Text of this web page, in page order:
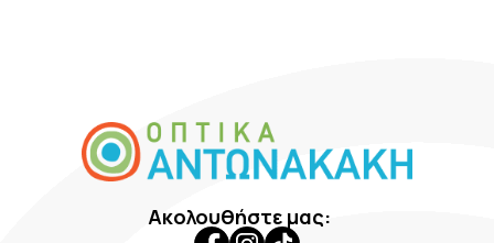
Ακολουθήστε μας: